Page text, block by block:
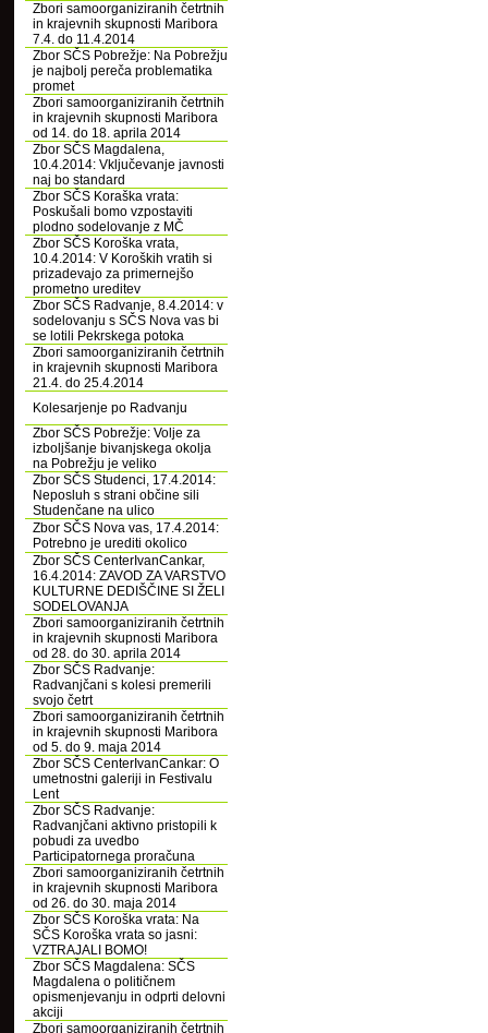
Zbori samoorganiziranih četrtnih
in krajevnih skupnosti Maribora
7.4. do 11.4.2014
Zbor SČS Pobrežje: Na Pobrežju
je najbolj pereča problematika
promet
Zbori samoorganiziranih četrtnih
in krajevnih skupnosti Maribora
od 14. do 18. aprila 2014
Zbor SČS Magdalena,
10.4.2014: Vključevanje javnosti
naj bo standard
Zbor SČS Koraška vrata:
Poskušali bomo vzpostaviti
plodno sodelovanje z MČ
Zbor SČS Koroška vrata,
10.4.2014: V Koroških vratih si
prizadevajo za primernejšo
prometno ureditev
Zbor SČS Radvanje, 8.4.2014: v
sodelovanju s SČS Nova vas bi
se lotili Pekrskega potoka
Zbori samoorganiziranih četrtnih
in krajevnih skupnosti Maribora
21.4. do 25.4.2014
Kolesarjenje po Radvanju
Zbor SČS Pobrežje: Volje za
izboljšanje bivanjskega okolja
na Pobrežju je veliko
Zbor SČS Studenci, 17.4.2014:
Neposluh s strani občine sili
Studenčane na ulico
Zbor SČS Nova vas, 17.4.2014:
Potrebno je urediti okolico
Zbor SČS CenterIvanCankar,
16.4.2014: ZAVOD ZA VARSTVO
KULTURNE DEDIŠČINE SI ŽELI
SODELOVANJA
Zbori samoorganiziranih četrtnih
in krajevnih skupnosti Maribora
od 28. do 30. aprila 2014
Zbor SČS Radvanje:
Radvanjčani s kolesi premerili
svojo četrt
Zbori samoorganiziranih četrtnih
in krajevnih skupnosti Maribora
od 5. do 9. maja 2014
Zbor SČS CenterIvanCankar: O
umetnostni galeriji in Festivalu
Lent
Zbor SČS Radvanje:
Radvanjčani aktivno pristopili k
pobudi za uvedbo
Participatornega proračuna
Zbori samoorganiziranih četrtnih
in krajevnih skupnosti Maribora
od 26. do 30. maja 2014
Zbor SČS Koroška vrata: Na
SČS Koroška vrata so jasni:
VZTRAJALI BOMO!
Zbor SČS Magdalena: SČS
Magdalena o političnem
opismenjevanju in odprti delovni
akciji
Zbori samoorganiziranih četrtnih